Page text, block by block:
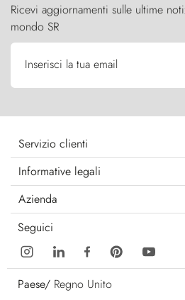
Ricevi aggiornamenti sulle ultime
mondo SR
Inserisci la tua email
Servizio clienti
Informative legali
Azienda
Seguici
Paese/ Regno Unito